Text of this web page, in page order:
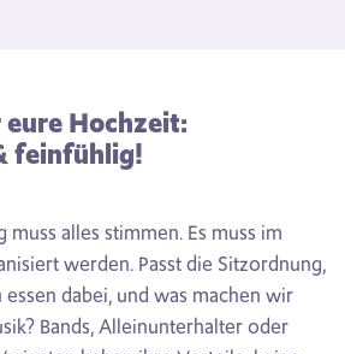
eure Hochzeit:
feinfühlig!
muss alles stimmen. Es muss im
werden. Passt die Sitzordnung,
dabei, und was machen wir
Bands, Alleinunterhalter oder